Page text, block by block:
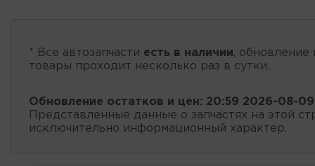
* Все автозапчасти есть в наличии, обновление
товары проходит несколько раз в сутки.
Обновление остатков и цен: 20:59 2026-08-09
Представленные данные о запчастях на этой
исключительно информационный характер.